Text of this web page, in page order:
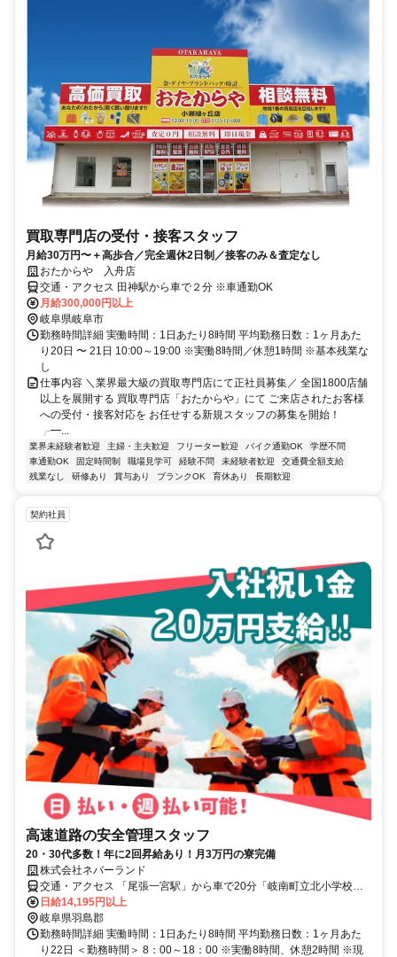
買取専門店の受付・接客スタッフ
月給30万円〜＋高歩合／完全週休2日制／接客のみ＆査定なし
おたからや 入舟店
交通・アクセス 田神駅から車で２分 ※車通勤OK
月給300,000円以上
岐阜県岐阜市
勤務時間詳細 実働時間：1日あたり8時間 平均勤務日数：1ヶ月あた
り20日 〜 21日 10:00～19:00 ※実働8時間／休憩1時間 ※基本残業な
し
仕事内容 ＼業界最大級の買取専門店にて正社員募集／ 全国1800店舗
以上を展開する 買取専門店「おたからや」にて ご来店されたお客様
への受付・接客対応を お任せする新規スタッフの募集を開始！
╭━...
業界未経験者歓迎 主婦・主夫歓迎 フリーター歓迎 バイク通勤OK
学歴不問
車通勤OK
固定時間制 職場見学可 経験不問 未経験者歓迎
交通費全額支給
残業なし
研修あり 賞与あり ブランクOK 育休あり 長期歓迎
契約社員
高速道路の安全管理スタッフ
20・30代多数！年に2回昇給あり！月3万円の寮完備
株式会社ネバーランド
交通・アクセス 「尾張一宮駅」から車で20分「岐南町立北小学校」
から車でスグ ※車OK
日給14,195円以上
岐阜県羽島郡
勤務時間詳細 実働時間：1日あたり8時間 平均勤務日数：1ヶ月あた
り22日 ＜勤務時間＞ 8：00～18：00 ※実働8時間、休憩2時間 ※現